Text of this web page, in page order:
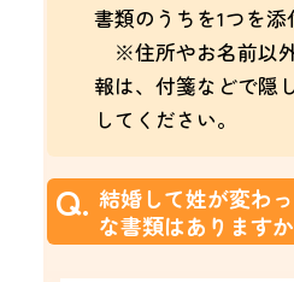
書類のうちを1つを添
※住所やお名前以
報は、付箋などで隠
してください。
Q. 結婚して姓が変わ
な書類はあります